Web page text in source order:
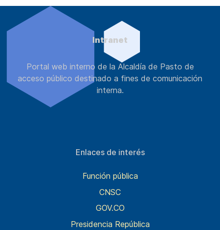
Intranet
Portal web interno de la Alcaldía de Pasto de
acceso público destinado a fines de comunicación
interna.
Enlaces de interés
Función pública
CNSC
GOV.CO
Presidencia República